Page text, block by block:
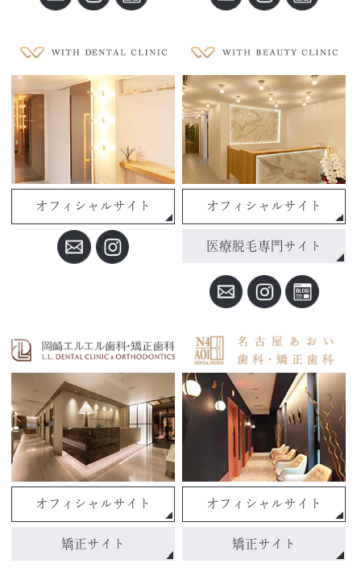
オフィシャルサイト オフィシャルサイト
医療脱毛専門サイト
オフィシャルサイト
矯正サイト
オフィシャルサイト
矯正サイト